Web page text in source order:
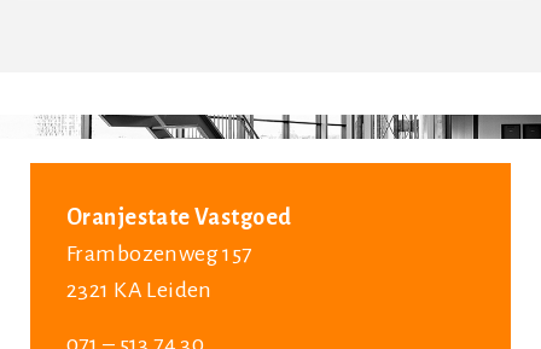
Oranjestate Vastgoed
Frambozenweg 157
2321 KA Leiden